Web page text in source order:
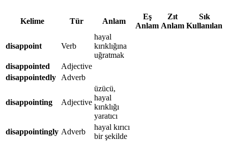
Kelime Tür Anlam
Eş
Anlam
Zıt
Anlam
Sık
Kullanılan
disappoint Verb
hayal
kırıklığına
uğratmak
disappointed
Adjective
disappointedly
Adverb
disappointing Adjective
üzücü,
hayal
kırıklığı
yaratıcı
disappointingly Adverb
hayal kırıcı
bir şekilde